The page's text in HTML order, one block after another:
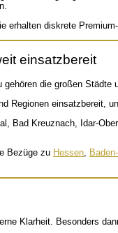
erhalten diskrete
einsatzbereit
die großen Städte
Regionen einsatzbereit,
Bad Kreuznach, Idar-
Bezüge zu Hessen,
Klarheit. Besonders